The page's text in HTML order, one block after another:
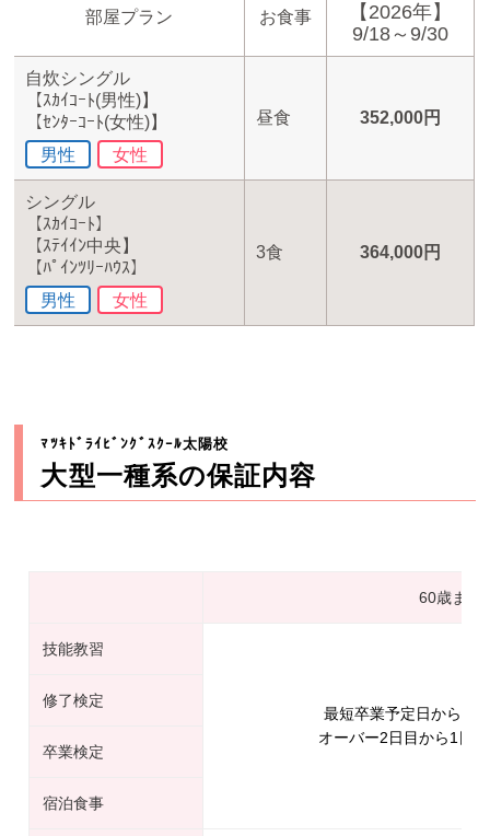
部屋プラン お食事
【2026年】
9/18～9/30
自炊シングル
【ｽｶｲｺｰﾄ(男性)】
【ｾﾝﾀｰｺｰﾄ(女性)】
男性
女性
昼食 352,000円
シングル
【ｽｶｲｺｰﾄ】
【ｽﾃｲｲﾝ中央】
【ﾊﾟｲﾝﾂﾘｰﾊｳｽ】
男性
女性
3食 364,000円
ﾏﾂｷﾄﾞﾗｲﾋﾞﾝｸﾞｽｸｰﾙ太陽校
大型一種系の保証内容
60歳まで
技能教習
最短卒業予定日から1
オーバー2日目から1日
修了検定
卒業検定
宿泊食事